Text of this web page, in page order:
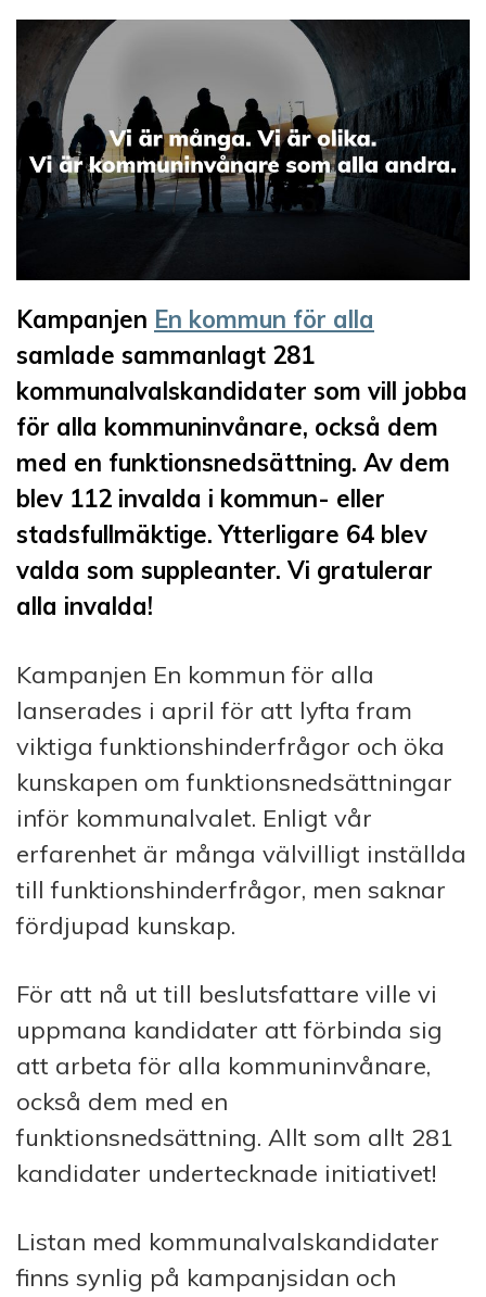
Kampanjen En kommun för alla
samlade sammanlagt 281
kommunalvalskandidater som vill jobba
för alla kommuninvånare, också dem
med en funktionsnedsättning. Av dem
blev 112 invalda i kommun- eller
stadsfullmäktige. Ytterligare 64 blev
valda som suppleanter. Vi gratulerar
alla invalda!
Kampanjen En kommun för alla
lanserades i april för att lyfta fram
viktiga funktionshinderfrågor och öka
kunskapen om funktionsnedsättningar
inför kommunalvalet. Enligt vår
erfarenhet är många välvilligt inställda
till funktionshinderfrågor, men saknar
fördjupad kunskap.
För att nå ut till beslutsfattare ville vi
uppmana kandidater att förbinda sig
att arbeta för alla kommuninvånare,
också dem med en
funktionsnedsättning. Allt som allt 281
kandidater undertecknade initiativet!
Listan med kommunalvalskandidater
finns synlig på kampanjsidan och